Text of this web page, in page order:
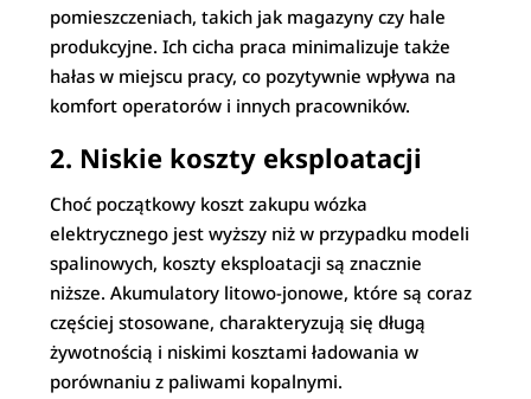
pomieszczeniach, takich jak magazyny czy hale
produkcyjne. Ich cicha praca minimalizuje także
hałas w miejscu pracy, co pozytywnie wpływa na
komfort operatorów i innych pracowników.
2. Niskie koszty eksploatacji
Choć początkowy koszt zakupu wózka
elektrycznego jest wyższy niż w przypadku modeli
spalinowych, koszty eksploatacji są znacznie
niższe. Akumulatory litowo-jonowe, które są coraz
częściej stosowane, charakteryzują się długą
żywotnością i niskimi kosztami ładowania w
porównaniu z paliwami kopalnymi.